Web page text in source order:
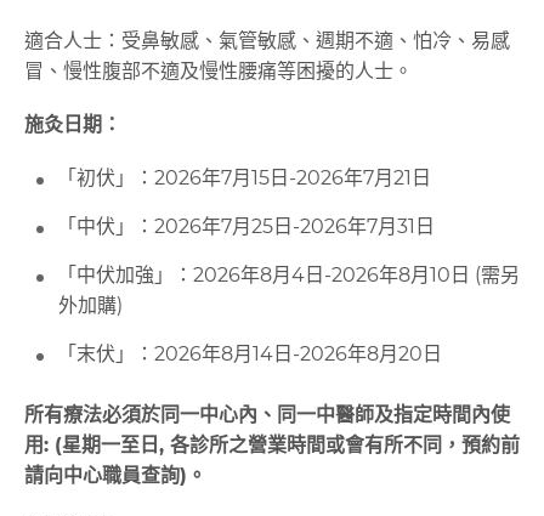
適合人士：受鼻敏感、氣管敏感、週期不適、怕冷、易感
冒、慢性腹部不適及慢性腰痛等困擾的人士。
施灸日期：
「初伏」：2026年7月15日-2026年7月21日
「中伏」：2026年7月25日-2026年7月31日
「中伏加強」：2026年8月4日-2026年8月10日 (需另
外加購)
「末伏」：2026年8月14日-2026年8月20日
所有療法必須於同一中心內、同一中醫師及指定時間內使
用: (星期一至日, 各診所之營業時間或會有所不同，預約前
請向中心職員查詢)。